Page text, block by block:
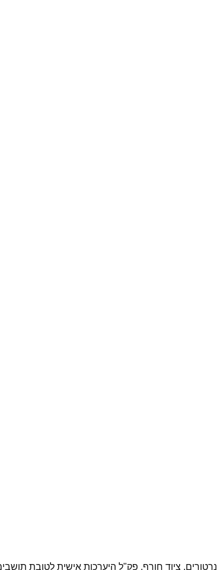
ציוד חורף, פק"ל היערכות אישית לטובת